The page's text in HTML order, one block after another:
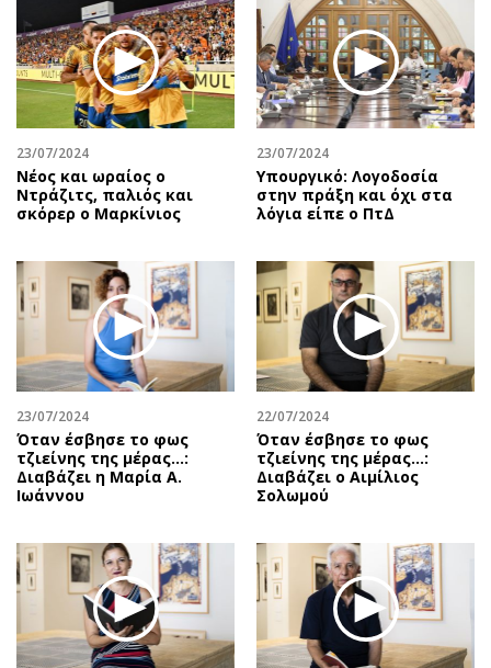
Δημοσκοπήσεις
Διπλωματία
Αθλητισμός
Κύπρος
Διεθνή
Κληρώσεις Allwyn
Οικονομία
Real Estate
Επιχειρήσεις
Αγορές
Money Review
AstroBank Properties
Trends
Ενέργεια
Περιβάλλον
Ελλάδα
Παράξενα
Ζητούν εργασία
Θέσεις εργασίας
Geek
Νέα
Social
Αυτοκίνηση
Πολιτική
Οικονομία
Γενικά
Αναδρομές
Πρόσωπα
Περιβάλλον
Good Life
Γυναίκα
Ταξίδια
Συνταγές
Έξοδος
Media
23/07/2024
Νέος και ωραίος ο
Ντράζιτς, παλιός και
σκόρερ ο Μαρκίνιος
23/07/2024
Υπουργικό: Λογοδοσία
στην πράξη και όχι στα
λόγια είπε ο ΠτΔ
23/07/2024
Όταν έσβησε το φως
τζιείνης της μέρας…:
Διαβάζει η Μαρία Α.
Ιωάννου
22/07/2024
Όταν έσβησε το φως
τζιείνης της μέρας…:
Διαβάζει ο Αιμίλιος
Σολωμού